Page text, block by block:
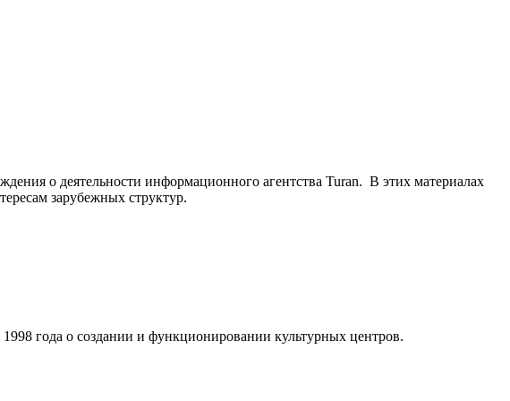
о деятельности информационного агентства Turan. В этих материалах
зарубежных структур.
года о создании и функционировании культурных центров.